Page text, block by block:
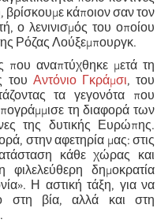
βρίσκουμε κάποιον σαν τον
ο λενινισμός του οποίου
Ρόζας Λούξεμπουργκ.
αναπτύχθηκε μετά τη
του Αντόνιο Γκράμσι, του
τα γεγονότα που
τη διαφορά των
της δυτικής Ευρώπης.
στην αφετηρία μας: στις
κάθε χώρας και
δημοκρατία
Η αστική τάξη, για να
στη βία, αλλά και στη